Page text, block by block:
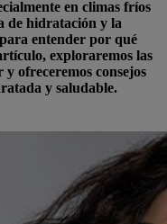
en climas fríos
de hidratación y la
entender por qué
exploraremos las
y ofreceremos consejos
y saludable.